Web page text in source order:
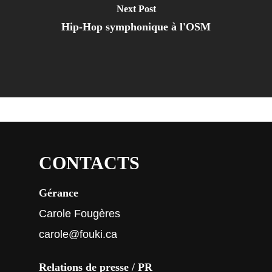
Next Post
Hip-Hop symphonique à l'OSM
CONTACTS
Gérance
Carole Fougères
carole@fouki.ca
Relations de presse / PR